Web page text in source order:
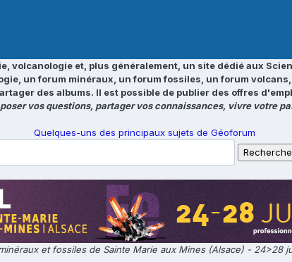
volcanologie et, plus généralement, un site dédié aux
un forum minéraux, un forum fossiles, un forum
des albums. Il est possible de publier des offres
poser vos questions, partager vos connaissances, vivre votre
Quelques-uns des principaux sujets de Géoforum
et fossiles de Sainte Marie aux Mines (Alsace) - 24>28